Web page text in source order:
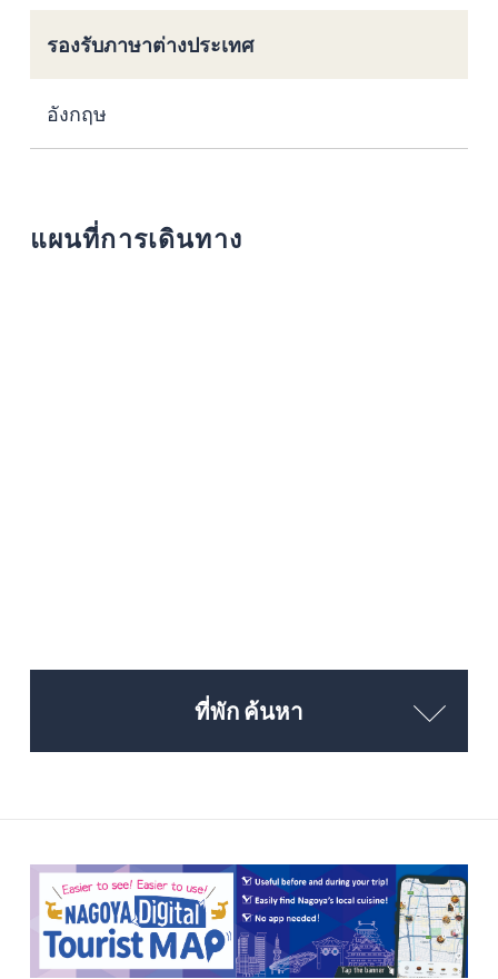
รองรับภาษาต่างประเทศ
อังกฤษ
แผนที่การเดินทาง
ที่พัก ค้นหา